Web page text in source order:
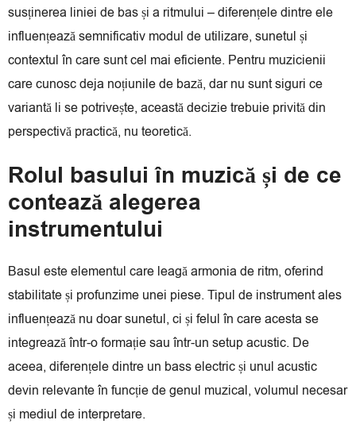
susținerea liniei de bas și a ritmului – diferențele dintre ele
influențează semnificativ modul de utilizare, sunetul și
contextul în care sunt cel mai eficiente. Pentru muzicienii
care cunosc deja noțiunile de bază, dar nu sunt siguri ce
variantă li se potrivește, această decizie trebuie privită din
perspectivă practică, nu teoretică.
Rolul basului în muzică și de ce
contează alegerea
instrumentului
Basul este elementul care leagă armonia de ritm, oferind
stabilitate și profunzime unei piese. Tipul de instrument ales
influențează nu doar sunetul, ci și felul în care acesta se
integrează într-o formație sau într-un setup acustic. De
aceea, diferențele dintre un bass electric și unul acustic
devin relevante în funcție de genul muzical, volumul necesar
și mediul de interpretare.